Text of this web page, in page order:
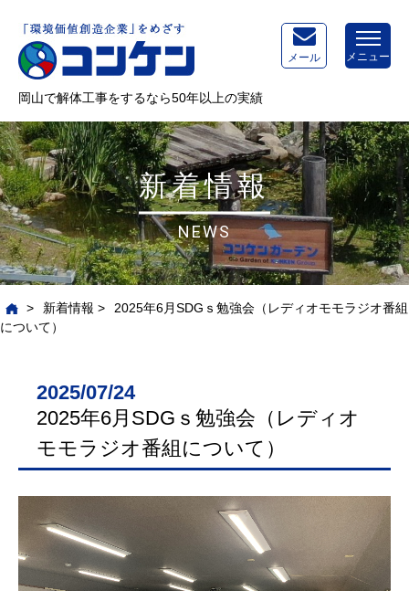
岡山で解体工事をするなら50年以上の実績
メール メニュー
新着情報
NEWS
> 新着情報 >
2025年6月SDGｓ勉強会（レディオモモラジオ番組
について）
2025/07/24
2025年6月SDGｓ勉強会（レディオ
モモラジオ番組について）